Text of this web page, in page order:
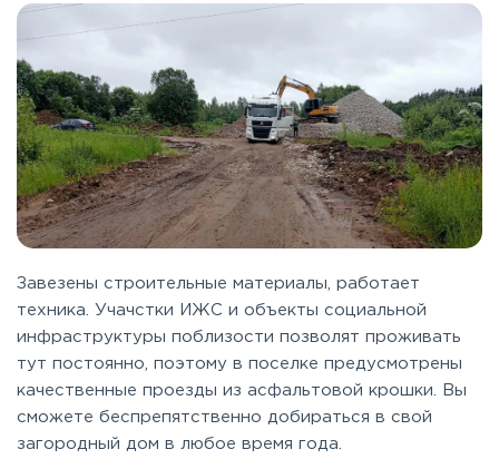
Завезены строительные материалы, работает
техника. Учачстки ИЖС и объекты социальной
инфраструктуры поблизости позволят проживать
тут постоянно, поэтому в поселке предусмотрены
качественные проезды из асфальтовой крошки. Вы
сможете беспрепятственно добираться в свой
загородный дом в любое время года.